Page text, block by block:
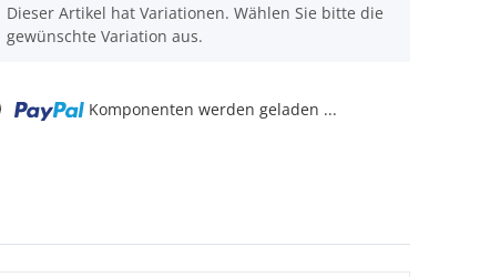
x
Dieser Artikel hat Variationen. Wählen Sie bitte die
gewünschte Variation aus.
Komponenten werden geladen ...